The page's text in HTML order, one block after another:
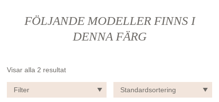
FÖLJANDE MODELLER FINNS I
DENNA FÄRG
Visar alla 2 resultat
Filter